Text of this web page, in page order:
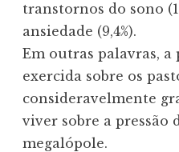
transtornos do sono
ansiedade (9,4%).
Em outras palavras, a
exercida sobre os
consideravelmente
viver sobre a pressão
megalópole.